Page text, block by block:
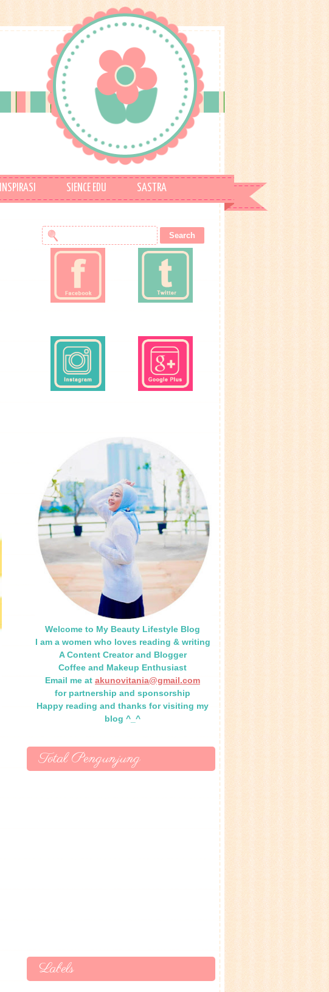
INSPIRASI SIENCE EDU
SASTRA
Welcome to My Beauty Lifestyle Blog
I am a women who loves reading & writing
A Content Creator and Blogger
Coffee and Makeup Enthusiast
Email me at akunovitania@gmail.com
for partnership and sponsorship
Happy reading and thanks for visiting my
blog ^_^
Total Pengunjung
Labels